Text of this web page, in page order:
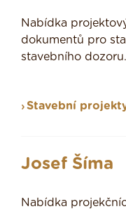
Nabídka
dokumentů pro
stavebního dozoru.
Stavební
Josef Šíma
Nabídka